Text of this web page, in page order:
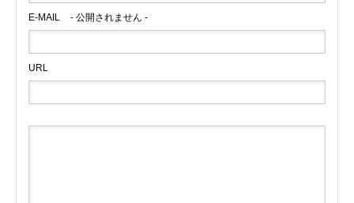
E-MAIL - 公開されません -
URL